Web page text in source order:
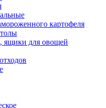
картофеля
ящики для овощей